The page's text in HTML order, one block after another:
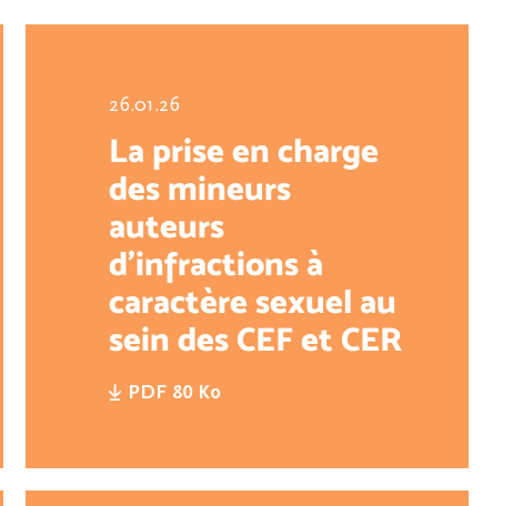
26.01.26
La prise en charge
des mineurs
auteurs
d'infractions à
caractère sexuel au
sein des CEF et CER
du secteur
associatif
PDF 80 Ko